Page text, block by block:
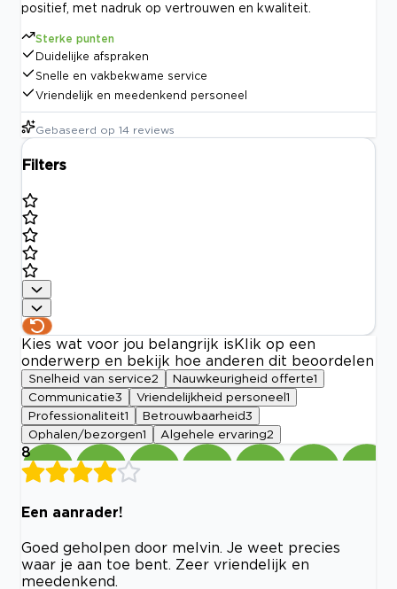
positief, met nadruk op vertrouwen en kwaliteit.
Sterke punten
Duidelijke afspraken
Snelle en vakbekwame service
Vriendelijk en meedenkend personeel
Gebaseerd op 14 reviews
Filters
Kies wat voor jou belangrijk is Klik op een
onderwerp en bekijk hoe anderen dit beoordelen
Snelheid van service2 Nauwkeurigheid offerte1
Communicatie3 Vriendelijkheid personeel 1
Professionaliteit1 Betrouwbaarheid3
Ophalen/bezorgen1 Algehele ervaring2
8
Een aanrader!
Goed geholpen door melvin. Je weet precies
waar je aan toe bent. Zeer vriendelijk en
meedenkend.